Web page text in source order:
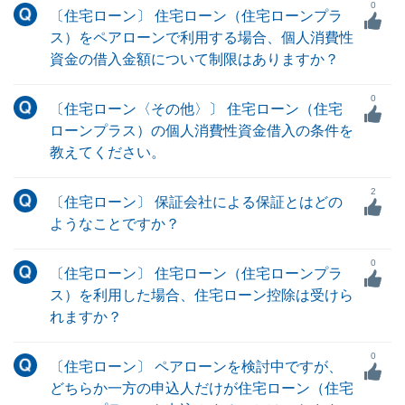
〔住宅ローン〕 住宅ローン（住宅ローンプラ
ス）をペアローンで利用する場合、個人消費性
資金の借入金額について制限はありますか？
0
〔住宅ローン〈その他〉〕 住宅ローン（住宅
ローンプラス）の個人消費性資金借入の条件を
教えてください。
0
〔住宅ローン〕 保証会社による保証とはどの
ようなことですか？
2
〔住宅ローン〕 住宅ローン（住宅ローンプラ
ス）を利用した場合、住宅ローン控除は受けら
れますか？
0
〔住宅ローン〕 ペアローンを検討中ですが、
どちらか一方の申込人だけが住宅ローン（住宅
0